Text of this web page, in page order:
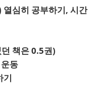
심히 공부하기, 시간
책은 0.5권)
동
기